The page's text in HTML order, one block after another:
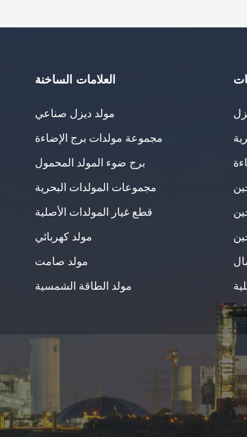
العلامات الساخنة
مولد ديزل صناعي
مجموعة مولدات برج الإضاءة
برج ضوء المولد المحمول
مجموعات المولدات البحرية
قطع غيار المولدات الأصلية
مولد كهربائي
مولد صامت
مولد الطاقة الشمسية